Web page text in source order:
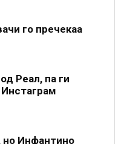
го пречекаа
Реал, па ги
Инстаграм
но Инфантино